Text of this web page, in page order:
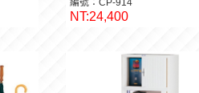
編號：CP-914
NT:24,400